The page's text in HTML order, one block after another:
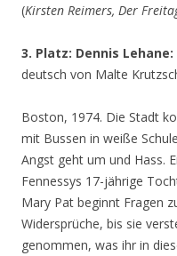
(Kirsten Reimers, Der
3. Platz: Dennis Lehane:
deutsch von Malte
Boston, 1974. Die Stadt
mit Bussen in weiße
Angst geht um und Hass.
Fennessys 17-jährige
Mary Pat beginnt Fragen
Widersprüche, bis sie
genommen, was ihr in